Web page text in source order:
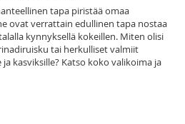
tapa piristää omaa
ovat verrattain edullinen tapa nostaa
kynnyksellä kokeillen. Miten olisi
tai herkulliset valmiit
kasviksille? Katso koko valikoima ja